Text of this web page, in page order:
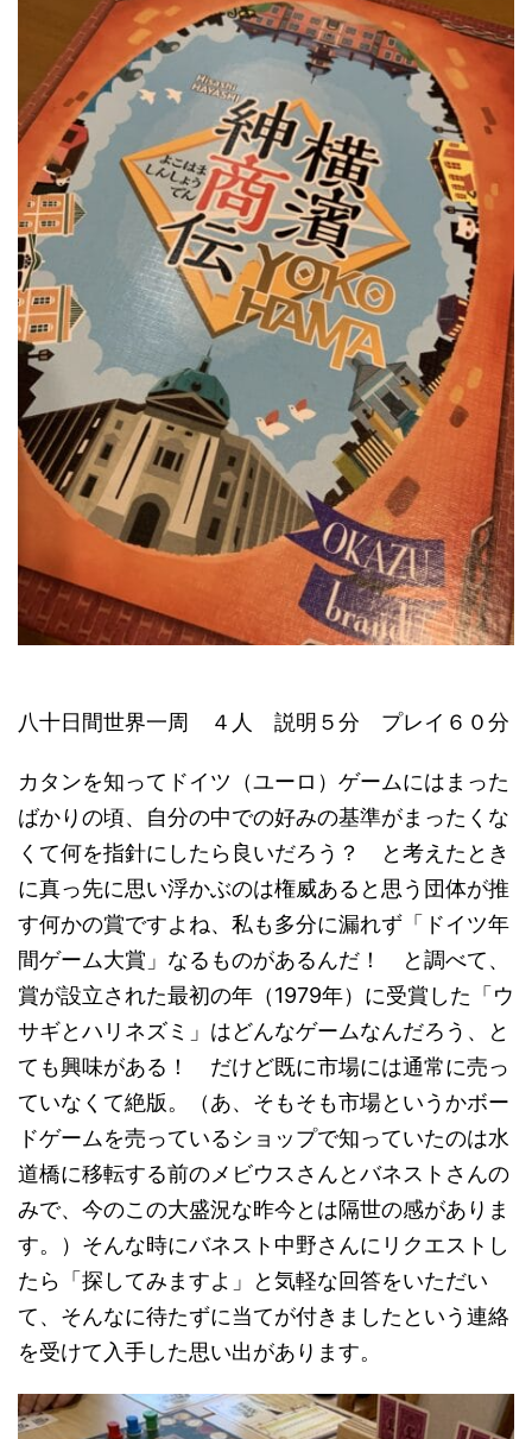
八十日間世界一周 ４人 説明５分 プレイ６０分
カタンを知ってドイツ（ユーロ）ゲームにはまった
ばかりの頃、自分の中での好みの基準がまったくな
くて何を指針にしたら良いだろう？ と考えたとき
に真っ先に思い浮かぶのは権威あると思う団体が推
す何かの賞ですよね、私も多分に漏れず「ドイツ年
間ゲーム大賞」なるものがあるんだ！ と調べて、
賞が設立された最初の年（1979年）に受賞した「ウ
サギとハリネズミ」はどんなゲームなんだろう、と
ても興味がある！ だけど既に市場には通常に売っ
ていなくて絶版。（あ、そもそも市場というかボー
ドゲームを売っているショップで知っていたのは水
道橋に移転する前のメビウスさんとバネストさんの
みで、今のこの大盛況な昨今とは隔世の感がありま
す。）そんな時にバネスト中野さんにリクエストし
たら「探してみますよ」と気軽な回答をいただい
て、そんなに待たずに当てが付きましたという連絡
を受けて入手した思い出があります。